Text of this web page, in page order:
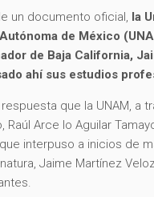
un documento oficial, la
de México
de Baja California,
ahí sus estudios
que la UNAM, a
Raúl Arce lo Aguilar
interpuso a inicios de
Jaime Martínez